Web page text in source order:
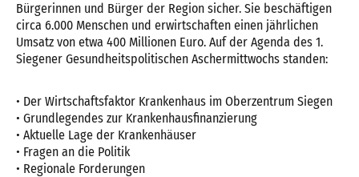
Bürgerinnen und Bürger der Region sicher. Sie beschäftigen
circa 6.000 Menschen und erwirtschaften einen jährlichen
Umsatz von etwa 400 Millionen Euro. Auf der Agenda des 1.
Siegener Gesundheitspolitischen Aschermittwochs standen:
• Der Wirtschaftsfaktor Krankenhaus im Oberzentrum Siegen
• Grundlegendes zur Krankenhausfinanzierung
• Aktuelle Lage der Krankenhäuser
• Fragen an die Politik
• Regionale Forderungen